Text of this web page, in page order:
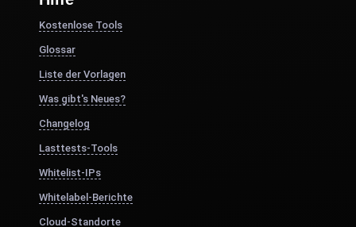
Kostenlose Tools
Glossar
Liste der Vorlagen
Was gibt's Neues?
Changelog
Lasttests-Tools
Whitelist-IPs
Whitelabel-Berichte
Cloud-Standorte